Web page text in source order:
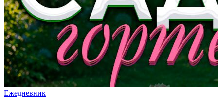
Ежедневник